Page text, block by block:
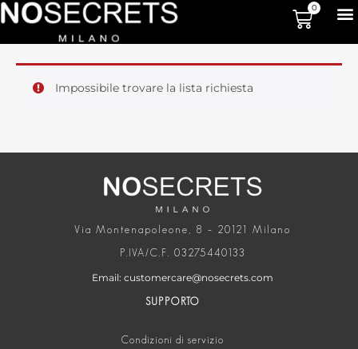
0
Impossibile trovare la lista richiesta
Via Montenapoleone, 8 – 20121 Milano
P.IVA/C.F. 03275440133
Email: customercare@nosecrets.com
SUPPORTO
Condizioni di servizio